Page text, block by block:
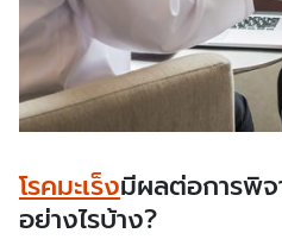
โรคมะเร็งมีผลต่อการพิ
อย่างไรบ้าง?